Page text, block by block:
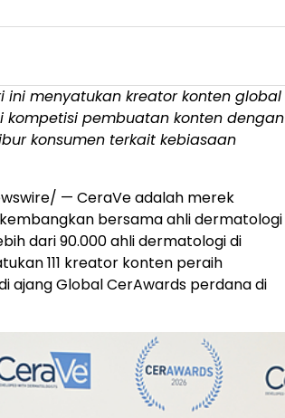
menyatukan kreator konten global
kompetisi pembuatan konten dengan
konsumen terkait kebiasaan
— CeraVe adalah merek
bersama ahli dermatologi
dari 90.000 ahli dermatologi di
111 kreator konten peraih
ajang Global CerAwards perdana di